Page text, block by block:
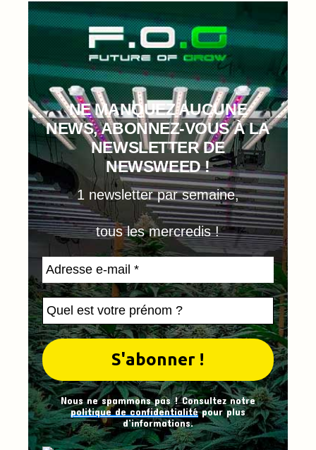
NE MANQUEZ AUCUNE
NEWS, ABONNEZ-VOUS À LA
NEWSLETTER DE
NEWSWEED !
1 newsletter par semaine,
tous les mercredis !
Nous ne spammons pas ! Consultez notre
politique de confidentialitépour plus
d’informations.